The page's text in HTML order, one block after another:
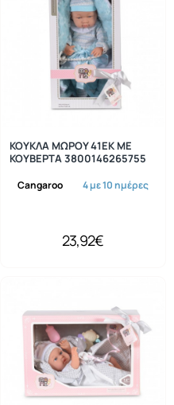
Cangaroo 4 με 10 ημέρες
ΚΟΥΚΛΑ ΜΩΡΟΥ 41ΕΚ ΜΕ
ΚΟΥΒΕΡΤΑ 3800146265755
23,92€